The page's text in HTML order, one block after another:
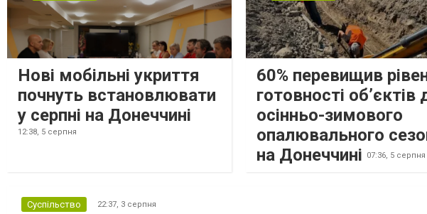
Нові мобільні укриття
почнуть встановлювати
у серпні на Донеччині
12:38, 5 серпня
60% перевищив
готовності об’єктів
осінньо-зимового
опалювального
на Донеччині
07:36, 5 серпня
Суспільство 22:37, 3 серпня